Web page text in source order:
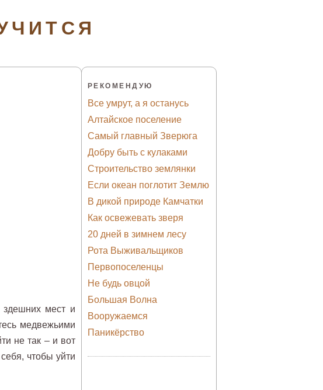
здешних мест и
медвежьими
не так – и вот
чтобы уйти
РЕКОМЕНДУЮ
Все умрут, а я останусь
Алтайское поселение
Самый главный Зверюга
Добру быть с кулаками
Строительство землянки
Если океан поглотит Землю
В дикой природе Камчатки
Как освежевать зверя
20 дней в зимнем лесу
Рота Выживальщиков
Первопоселенцы
Не будь овцой
Большая Волна
Вооружаемся
Паникёрство